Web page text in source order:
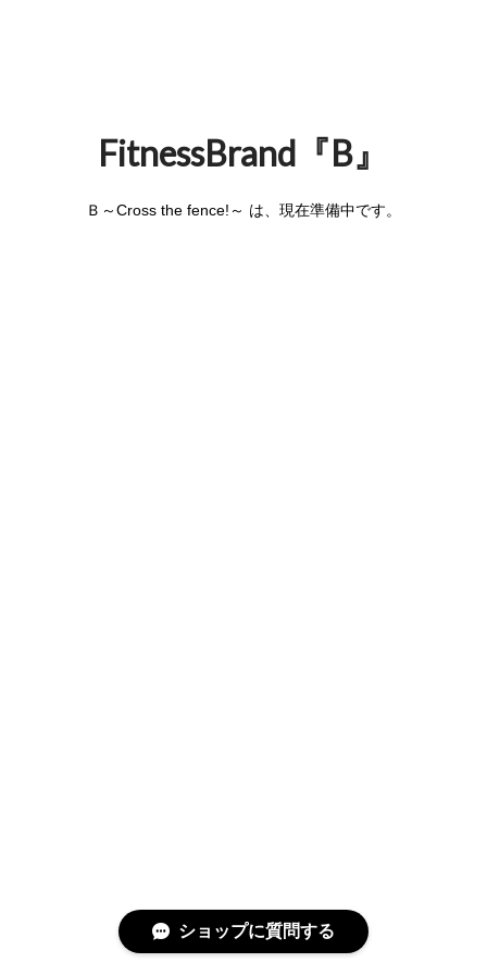
FitnessBrand『B』
Ｂ～Cross the fence!～ は、現在準備中です。
ショップに質問する